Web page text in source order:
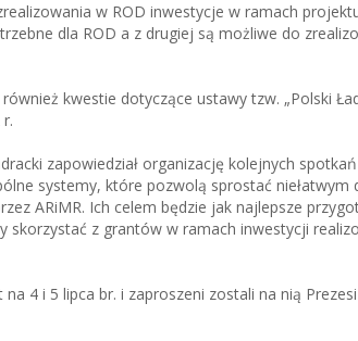
w ROD inwestycje w ramach
dla ROD a z drugiej są możliwe do
kwestie dotyczące ustawy tzw. „Polski
zapowiedział organizację kolejnych
systemy, które pozwolą sprostać niełatwym
ARiMR. Ich celem będzie jak najlepsze
skorzystać z grantów w ramach inwestycji
4 i 5 lipca br. i zaproszeni zostali na nią